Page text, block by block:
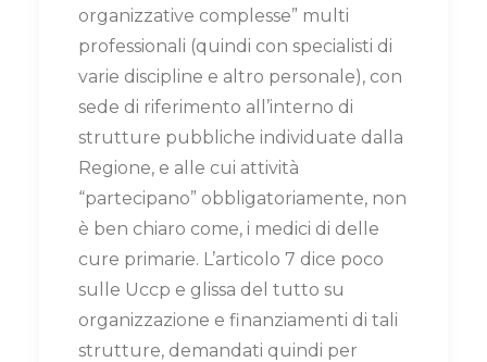
organizzative complesse” multi
professionali (quindi con specialisti di
varie discipline e altro personale), con
sede di riferimento all’interno di
strutture pubbliche individuate dalla
Regione, e alle cui attività
“partecipano” obbligatoriamente, non
è ben chiaro come, i medici di delle
cure primarie. L’articolo 7 dice poco
sulle Uccp e glissa del tutto su
organizzazione e finanziamenti di tali
strutture, demandati quindi per